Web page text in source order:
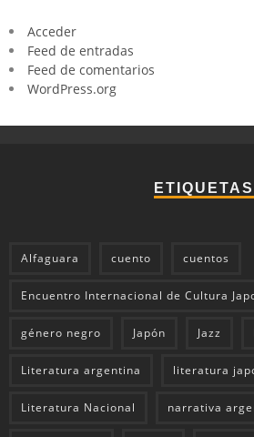
Acceder
Feed de entradas
Feed de comentarios
WordPress.org
ETIQUETAS
Alfaguara cuento cuentos
Encuentro Internacional de Cultura
género negro Japón Jazz
Literatura argentina literatura
Literatura Nacional narrativa